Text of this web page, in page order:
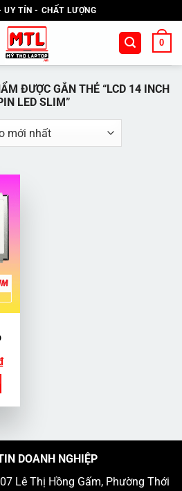
UY TÍN - CHẤT LƯỢNG
0
ĐƯỢC GẮN THẺ “LCD 14 INCH
LED SLIM”
Giá
hiện
DOANH NGHIỆP
Lê Thị Hồng Gấm, Phường Thới